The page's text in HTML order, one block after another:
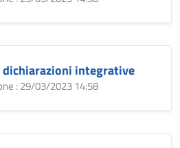
integrative
: 29/03/2023 14:58